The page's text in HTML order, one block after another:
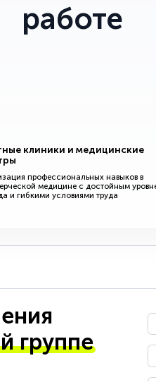
работе
клиники и медицинские
профессиональных навыков в
медицине с достойным
и гибкими условиями труда
группе